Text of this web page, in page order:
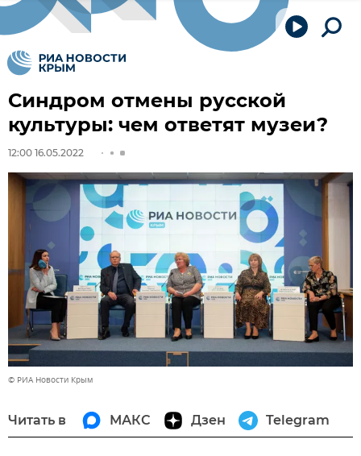
Синдром отмены русской
культуры: чем ответят музеи?
12:00 16.05.2022
© РИА Новости Крым
Читать в МАКС Дзен Telegram